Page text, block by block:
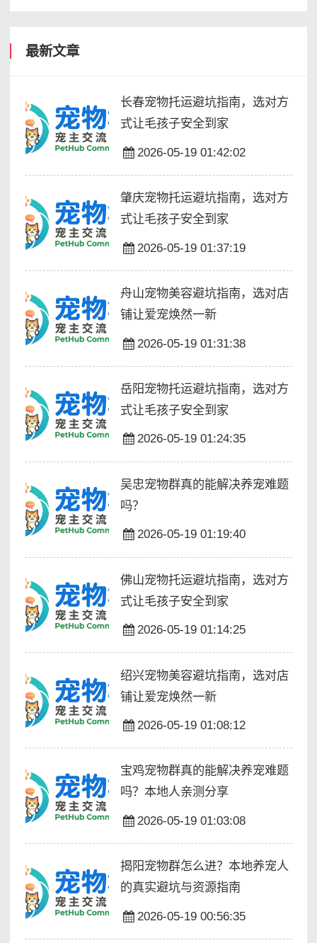
最新文章
长春宠物托运避坑指南，选对方
式让毛孩子安全到家
2026-05-19 01:42:02
肇庆宠物托运避坑指南，选对方
式让毛孩子安全到家
2026-05-19 01:37:19
舟山宠物美容避坑指南，选对店
铺让爱宠焕然一新
2026-05-19 01:31:38
岳阳宠物托运避坑指南，选对方
式让毛孩子安全到家
2026-05-19 01:24:35
吴忠宠物群真的能解决养宠难题
吗？
2026-05-19 01:19:40
佛山宠物托运避坑指南，选对方
式让毛孩子安全到家
2026-05-19 01:14:25
绍兴宠物美容避坑指南，选对店
铺让爱宠焕然一新
2026-05-19 01:08:12
宝鸡宠物群真的能解决养宠难题
吗？本地人亲测分享
2026-05-19 01:03:08
揭阳宠物群怎么进？本地养宠人
的真实避坑与资源指南
2026-05-19 00:56:35